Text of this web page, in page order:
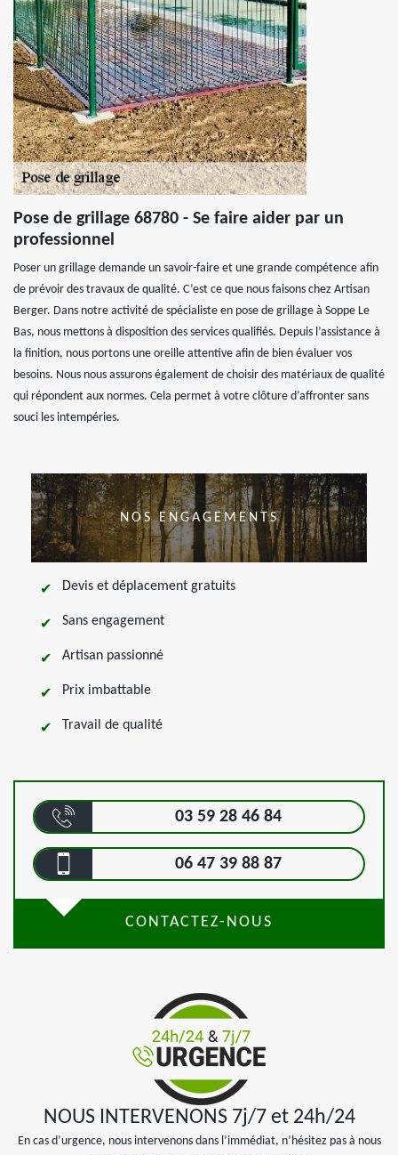
Pose de grillage 68780 - Se faire aider par un
professionnel
Poser un grillage demande un savoir-faire et une grande compétence afin
de prévoir des travaux de qualité. C’est ce que nous faisons chez Artisan
Berger. Dans notre activité de spécialiste en pose de grillage à Soppe Le
Bas, nous mettons à disposition des services qualifiés. Depuis l’assistance à
la finition, nous portons une oreille attentive afin de bien évaluer vos
besoins. Nous nous assurons également de choisir des matériaux de qualité
qui répondent aux normes. Cela permet à votre clôture d’affronter sans
souci les intempéries.
NOS ENGAGEMENTS
Devis et déplacement gratuits
Sans engagement
Artisan passionné
Prix imbattable
Travail de qualité
03 59 28 46 84
06 47 39 88 87
CONTACTEZ-NOUS
NOUS INTERVENONS 7j/7 et 24h/24
En cas d’urgence, nous intervenons dans l’immédiat, n’hésitez pas à nous